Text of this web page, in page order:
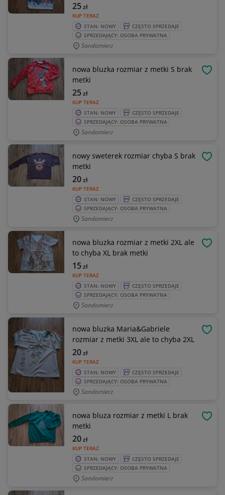
KUP TERAZ
25zł
STAN: NOWY
CZĘSTO SPRZEDAJE
SPRZEDAJĄCY: OSOBA PRYWATNA
Sandomierz
nowa bluzka rozmiar z metki S brak
metki
KUP TERAZ
25zł
STAN: NOWY
CZĘSTO SPRZEDAJE
SPRZEDAJĄCY: OSOBA PRYWATNA
Sandomierz
nowy sweterek rozmiar chyba S brak
metki
KUP TERAZ
20zł
STAN: NOWY
CZĘSTO SPRZEDAJE
SPRZEDAJĄCY: OSOBA PRYWATNA
Sandomierz
nowa bluzka rozmiar z metki 2XL ale
to chyba XL brak metki
KUP TERAZ
15zł
STAN: NOWY
CZĘSTO SPRZEDAJE
SPRZEDAJĄCY: OSOBA PRYWATNA
Sandomierz
nowa bluzka Maria&Gabriele
rozmiar z metki 3XL ale to chyba 2XL
KUP TERAZ
20zł
STAN: NOWY
CZĘSTO SPRZEDAJE
SPRZEDAJĄCY: OSOBA PRYWATNA
Sandomierz
nowa bluza rozmiar z metki L brak
metki
KUP TERAZ
20zł
STAN: NOWY
CZĘSTO SPRZEDAJE
SPRZEDAJĄCY: OSOBA PRYWATNA
Sandomierz